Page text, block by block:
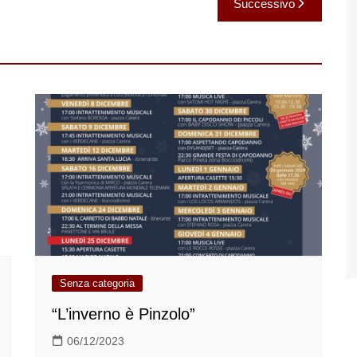
Successivo
Senza categoria
“L’inverno è Pinzolo”
06/12/2023